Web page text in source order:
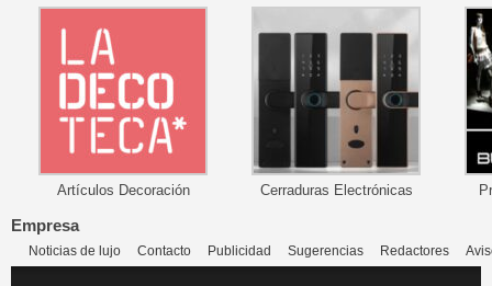
Artículos Decoración Cerraduras Electrónicas
Empresa
Noticias de lujo Contacto Publicidad Sugerencias Redactores